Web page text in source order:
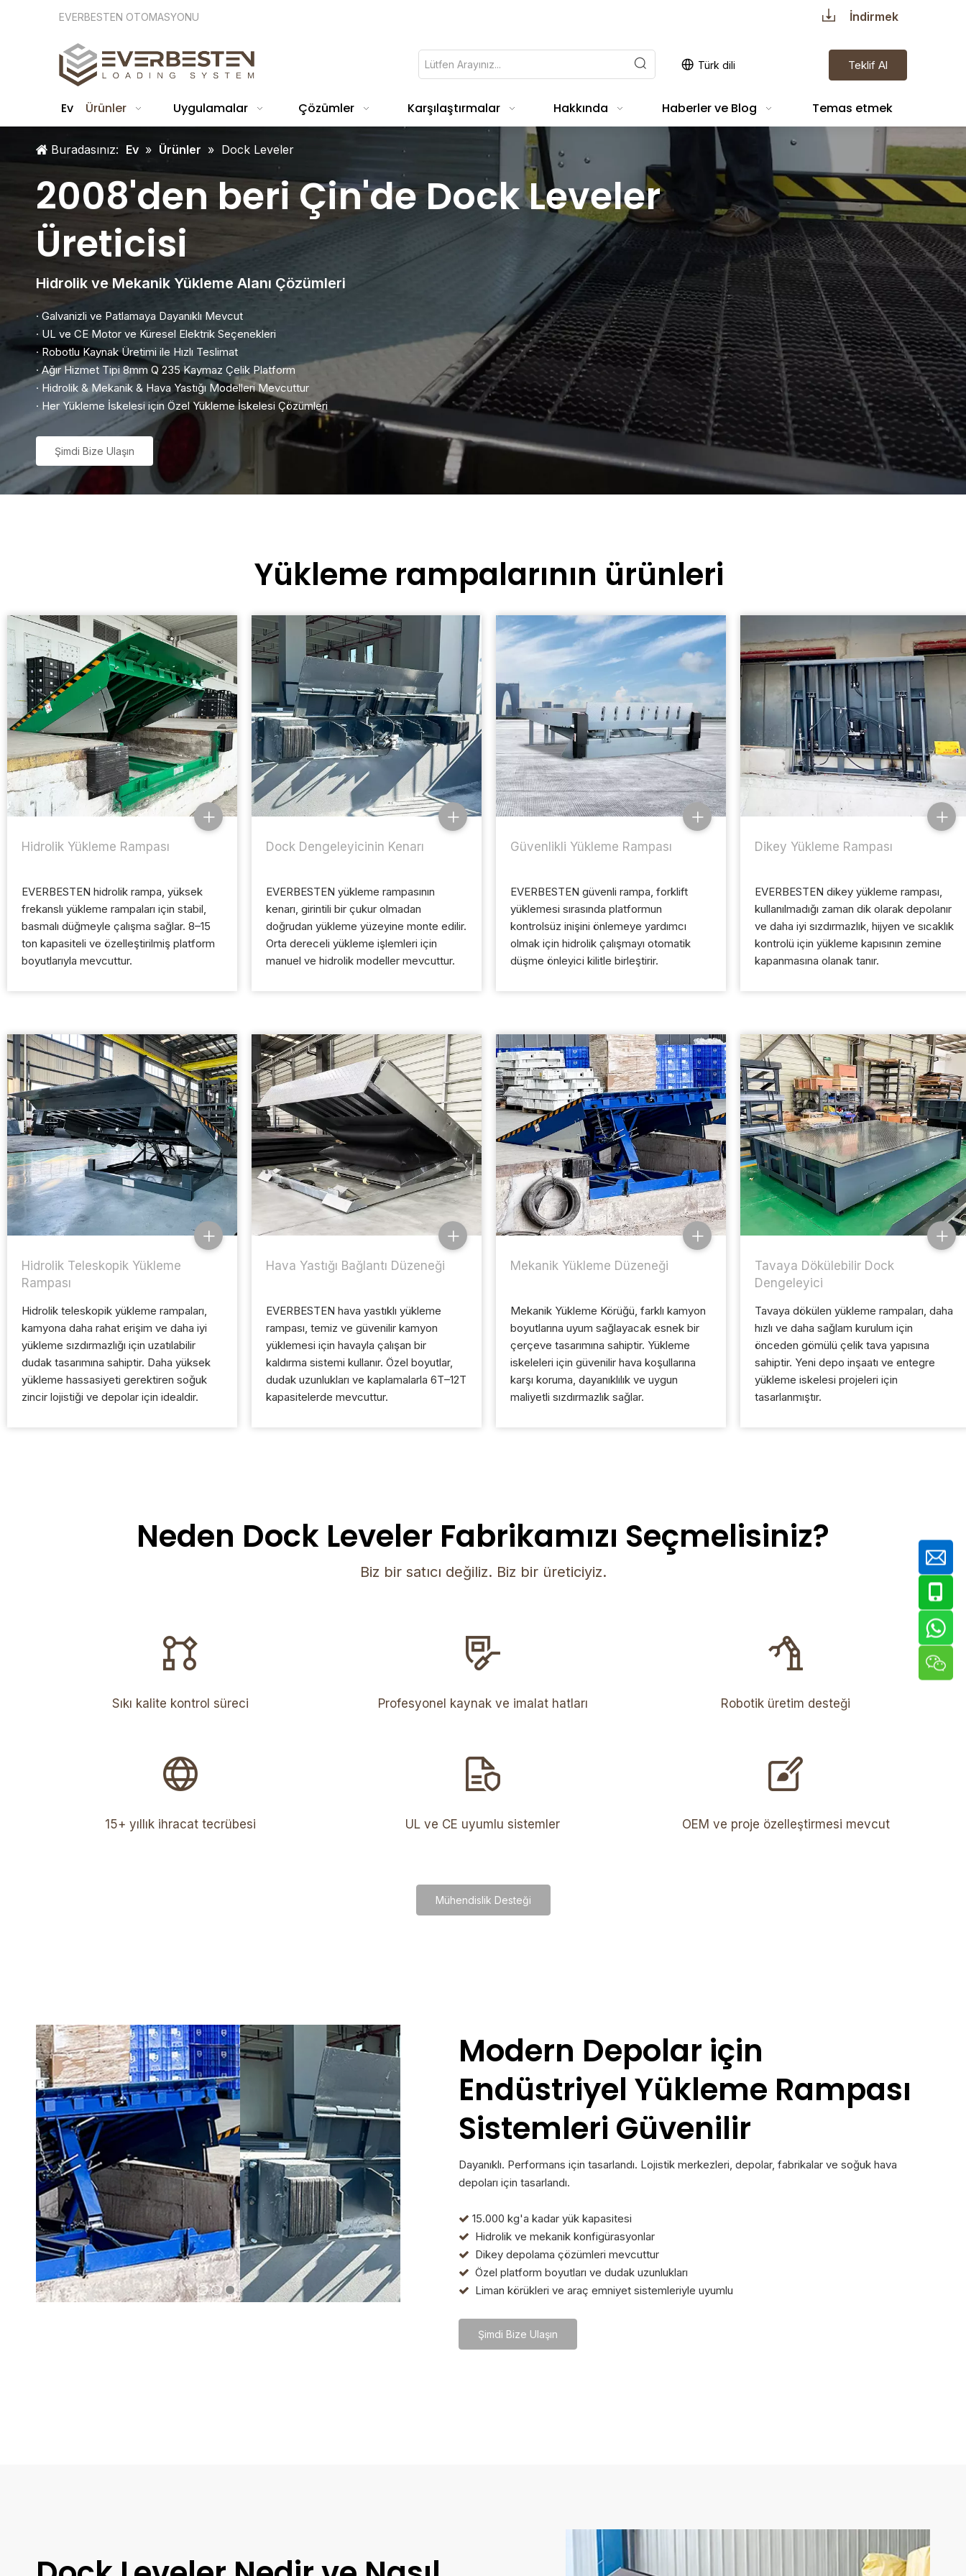
EVERBESTEN OTOMASYONU İndirmek
Türk dili Teklif Al
Ev Ürünler Uygulamalar Çözümler Karşılaştırmalar Hakkında Haberler ve Blog Temas etmek
Buradasınız: Ev » Ürünler » Dock Leveler
2008'den beri Çin'de Dock Leveler
Üreticisi
Hidrolik ve Mekanik Yükleme Alanı Çözümleri
· Galvanizli ve Patlamaya Dayanıklı Mevcut
· UL ve CE Motor ve Küresel Elektrik Seçenekleri
· Robotlu Kaynak Üretimi ile Hızlı Teslimat
· Ağır Hizmet Tipi 8mm Q 235 Kaymaz Çelik Platform
· Hidrolik & Mekanik & Hava Yastığı Modelleri Mevcuttur
· Her Yükleme İskelesi için Özel Yükleme İskelesi Çözümleri
Şimdi Bize Ulaşın
Yükleme rampalarının ürünleri
Hidrolik Yükleme Rampası
EVERBESTEN hidrolik rampa, yüksek
frekanslı yükleme rampaları için stabil,
basmalı düğmeyle çalışma sağlar. 8–15
ton kapasiteli ve özelleştirilmiş platform
boyutlarıyla mevcuttur.
Dock Dengeleyicinin Kenarı
EVERBESTEN yükleme rampasının
kenarı, girintili bir çukur olmadan
doğrudan yükleme yüzeyine monte edilir.
Orta dereceli yükleme işlemleri için
manuel ve hidrolik modeller mevcuttur.
Güvenlikli Yükleme Rampası
EVERBESTEN güvenli rampa, forklift
yüklemesi sırasında platformun
kontrolsüz inişini önlemeye yardımcı
olmak için hidrolik çalışmayı otomatik
düşme önleyici kilitle birleştirir.
Dikey Yükleme Rampası
EVERBESTEN dikey yükleme rampası,
kullanılmadığı zaman dik olarak depolanır
ve daha iyi sızdırmazlık, hijyen ve sıcaklık
kontrolü için yükleme kapısının zemine
kapanmasına olanak tanır.
Hidrolik Teleskopik Yükleme
Rampası
Hidrolik teleskopik yükleme rampaları,
kamyona daha rahat erişim ve daha iyi
yükleme sızdırmazlığı için uzatılabilir
dudak tasarımına sahiptir. Daha yüksek
yükleme hassasiyeti gerektiren soğuk
zincir lojistiği ve depolar için idealdir.
Hava Yastığı Bağlantı Düzeneği
EVERBESTEN hava yastıklı yükleme
rampası, temiz ve güvenilir kamyon
yüklemesi için havayla çalışan bir
kaldırma sistemi kullanır. Özel boyutlar,
dudak uzunlukları ve kaplamalarla 6T–12T
kapasitelerde mevcuttur.
Mekanik Yükleme Düzeneği
Mekanik Yükleme Körüğü, farklı kamyon
boyutlarına uyum sağlayacak esnek bir
çerçeve tasarımına sahiptir. Yükleme
iskeleleri için güvenilir hava koşullarına
karşı koruma, dayanıklılık ve uygun
maliyetli sızdırmazlık sağlar.
Tavaya Dökülebilir Dock
Dengeleyici
Tavaya dökülen yükleme rampaları, daha
hızlı ve daha sağlam kurulum için
önceden gömülü çelik tava yapısına
sahiptir. Yeni depo inşaatı ve entegre
yükleme iskelesi projeleri için
tasarlanmıştır.
Neden Dock Leveler Fabrikamızı Seçmelisiniz?
Biz bir satıcı değiliz. Biz bir üreticiyiz.
Sıkı kalite kontrol süreci
15+ yıllık ihracat tecrübesi
Profesyonel kaynak ve imalat hatları
UL ve CE uyumlu sistemler
Robotik üretim desteği
OEM ve proje özelleştirmesi mevcut
Mühendislik Desteği
Modern Depolar için
Endüstriyel Yükleme Rampası
Sistemleri Güvenilir
Dayanıklı. Performans için tasarlandı. Lojistik merkezleri, depolar, fabrikalar ve soğuk hava
depoları için tasarlandı.
 15.000 kg'a kadar yük kapasitesi
 Hidrolik ve mekanik konfigürasyonlar
 Dikey depolama çözümleri mevcuttur
Özel platform boyutları ve dudak uzunlukları
 Liman körükleri ve araç emniyet sistemleriyle uyumlu
Şimdi Bize Ulaşın